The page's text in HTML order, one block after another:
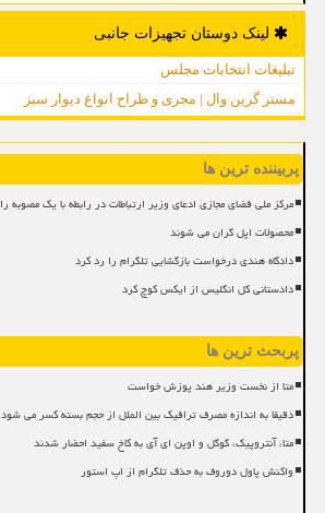
لینک دوستان تجهیزات جانبی
تبلیغات انتخابات مجلس
مستر گرین وال | مجری و طراح انواع دیوار سبز
پربیننده ترین ها
مرکز ملی فضای مجازی ادعای وزیر ارتباطات در رابطه با یک مصوبه
محصولات اپل گران می شوند
دادگاه هندی درخواست بازگشایی تلگرام را رد کرد
دادستانی کل انگلیس از ایکس کوچ کرد
پربحث ترین ها
متا از نخست وزیر هند پوزش خواست
دقیقا به اندازه مصرف ترافیک بین الملل از حجم بسته کسر می شود
متا، آنتروپیک، گوگل و اوپن ای آی به کاخ سفید احضار شدند
واکنش پاول دوروف به حذف تلگرام از اپ استور